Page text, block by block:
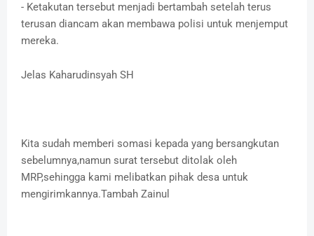
- Ketakutan tersebut menjadi bertambah setelah terus
terusan diancam akan membawa polisi untuk menjemput
mereka.
Jelas Kaharudinsyah SH
Kita sudah memberi somasi kepada yang bersangkutan
sebelumnya,namun surat tersebut ditolak oleh
MRP,sehingga kami melibatkan pihak desa untuk
mengirimkannya.Tambah Zainul